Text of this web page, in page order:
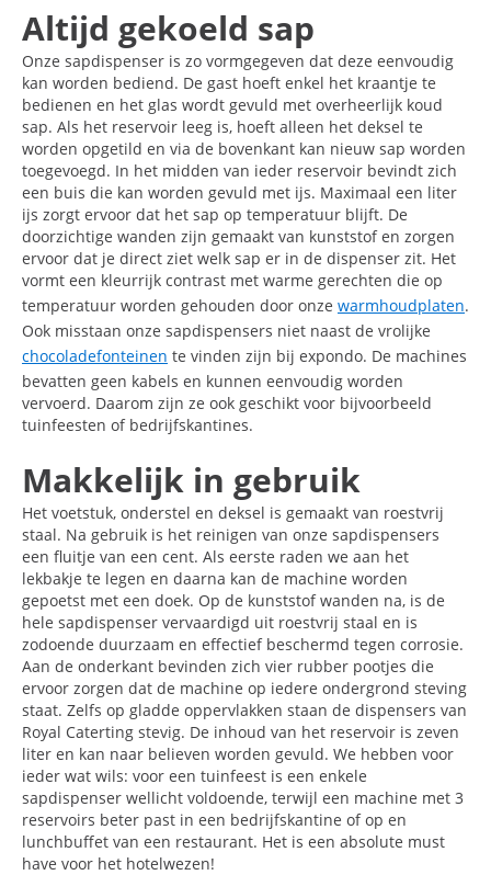
Altijd gekoeld sap
Onze sapdispenser is zo vormgegeven dat deze eenvoudig
kan worden bediend. De gast hoeft enkel het kraantje te
bedienen en het glas wordt gevuld met overheerlijk koud
sap. Als het reservoir leeg is, hoeft alleen het deksel te
worden opgetild en via de bovenkant kan nieuw sap worden
toegevoegd. In het midden van ieder reservoir bevindt zich
een buis die kan worden gevuld met ijs. Maximaal een liter
ijs zorgt ervoor dat het sap op temperatuur blijft. De
doorzichtige wanden zijn gemaakt van kunststof en zorgen
ervoor dat je direct ziet welk sap er in de dispenser zit. Het
vormt een kleurrijk contrast met warme gerechten die op
temperatuur worden gehouden door onze warmhoudplaten.
Ook misstaan onze sapdispensers niet naast de vrolijke
chocoladefonteinen te vinden zijn bij expondo. De machines
bevatten geen kabels en kunnen eenvoudig worden
vervoerd. Daarom zijn ze ook geschikt voor bijvoorbeeld
tuinfeesten of bedrijfskantines.
Makkelijk in gebruik
Het voetstuk, onderstel en deksel is gemaakt van roestvrij
staal. Na gebruik is het reinigen van onze sapdispensers
een fluitje van een cent. Als eerste raden we aan het
lekbakje te legen en daarna kan de machine worden
gepoetst met een doek. Op de kunststof wanden na, is de
hele sapdispenser vervaardigd uit roestvrij staal en is
zodoende duurzaam en effectief beschermd tegen corrosie.
Aan de onderkant bevinden zich vier rubber pootjes die
ervoor zorgen dat de machine op iedere ondergrond steving
staat. Zelfs op gladde oppervlakken staan de dispensers van
Royal Caterting stevig. De inhoud van het reservoir is zeven
liter en kan naar believen worden gevuld. We hebben voor
ieder wat wils: voor een tuinfeest is een enkele
sapdispenser wellicht voldoende, terwijl een machine met 3
reservoirs beter past in een bedrijfskantine of op en
lunchbuffet van een restaurant. Het is een absolute must
have voor het hotelwezen!